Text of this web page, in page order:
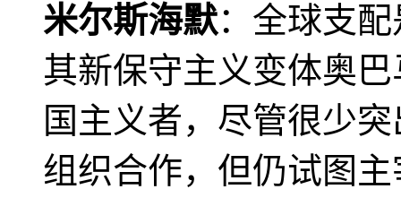
米尔斯海默：全球支
其新保守主义变体奥
国主义者，尽管很少
组织合作，但仍试图